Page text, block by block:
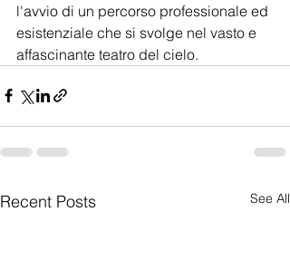
l'avvio di un percorso professionale ed
esistenziale che si svolge nel vasto e
affascinante teatro del cielo.
Recent Posts See All